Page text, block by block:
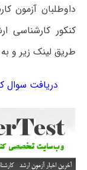
داوطلبان آزمون
طریق لینک زیر و به
دریافت سوال